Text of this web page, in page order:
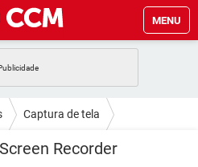
MENU
FACEBOOK
EXCEL
Captura de tela
Recorder